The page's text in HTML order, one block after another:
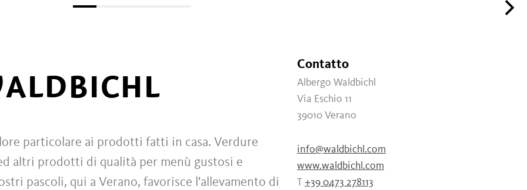
particolare ai prodotti fatti in casa. Verdure
altri prodotti di qualità per menù gustosi e
pascoli, qui a Verano, favorisce l'allevamento di
Contatto
Albergo Waldbichl
Via Eschio 11
39010 Verano
info@waldbichl.com
www.waldbichl.com
T +39 0473 278113